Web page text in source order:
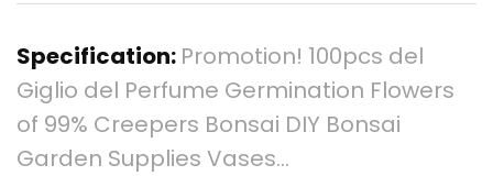
Specification: Promotion! 100pcs del
Giglio del Perfume Germination Flowers
of 99% Creepers Bonsai DIY Bonsai
Garden Supplies Vases…